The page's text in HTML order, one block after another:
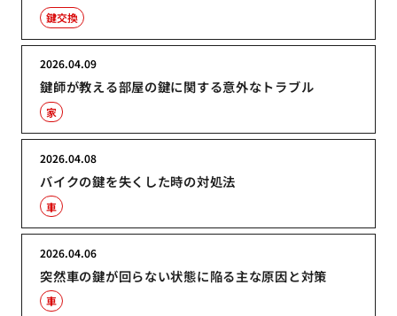
鍵交換
鍵師が教える部屋の鍵に関する意外なトラブル
2026.04.09
家
バイクの鍵を失くした時の対処法
2026.04.08
車
突然車の鍵が回らない状態に陥る主な原因と対策
2026.04.06
車